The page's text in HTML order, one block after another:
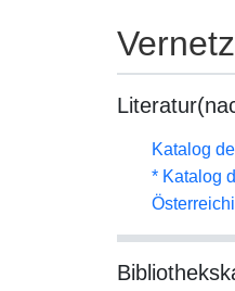
Katalog
* Katalog